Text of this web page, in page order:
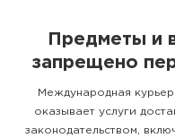
Предметы и
запрещено
Международная
оказывает услуги
законодательством,